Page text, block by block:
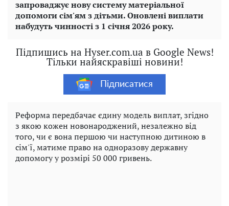
запроваджує нову систему матеріальної
допомоги сім'ям з дітьми. Оновлені виплати
набудуть чинності з 1 січня 2026 року.
Підпишись на Hyser.com.ua в Google News!
Тільки найяскравіші новини!
Підписатися
Реформа передбачає єдину модель виплат, згідно
з якою кожен новонароджений, незалежно від
того, чи є вона першою чи наступною дитиною в
сім'ї, матиме право на одноразову державну
допомогу у розмірі 50 000 гривень.